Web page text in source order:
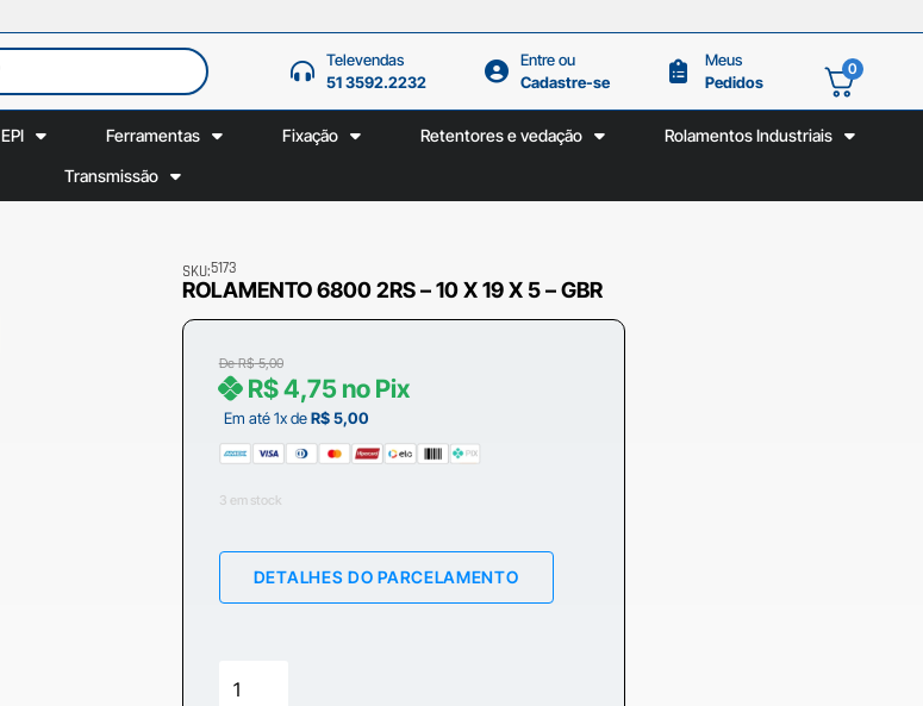
Televendas
51 3592.2232
Entre ou
Cadastre-se
Meus
Pedidos
0
EPI Ferramentas Fixação Retentores e vedação
Rolamentos Industriais
Transmissão
SKU:5173
ROLAMENTO 6800 2RS – 10 X 19 X 5 – GBR
DeR$5,00
Em até 1x deR$5,00
R$4,75 no Pix
3 em stock
DETALHES DO PARCELAMENTO